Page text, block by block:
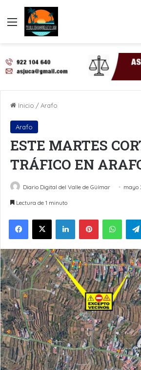
Menú
Inicio /Arafo
Arafo
ESTE MARTES
TRÁFICO EN
Diario Digital del Valle de Güímar mayo
Lectura de 1 minuto
LinkedInPinterest